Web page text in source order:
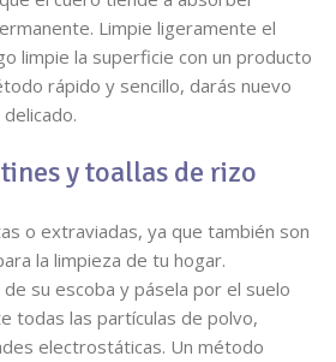
Limpie ligeramente el
limpie la superficie con un producto
rápido y sencillo, darás nuevo
y toallas de rizo
o extraviadas, ya que también son
la limpieza de tu hogar.
su escoba y pásela por el suelo
todas las partículas de polvo,
electrostáticas. Un método